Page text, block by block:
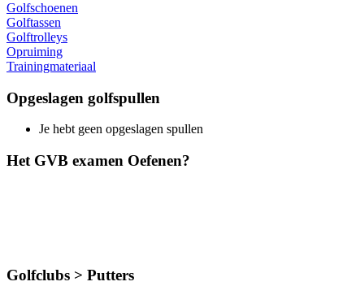
Golfschoenen
Golftassen
Golftrolleys
Opruiming
Trainingmateriaal
Opgeslagen golfspullen
Je hebt geen opgeslagen spullen
Het GVB examen Oefenen?
Golfclubs > Putters